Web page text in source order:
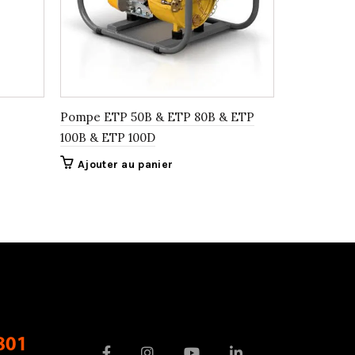
Pompe ETP 50B & ETP 80B & ETP
100B & ETP 100D
Ajouter au panier